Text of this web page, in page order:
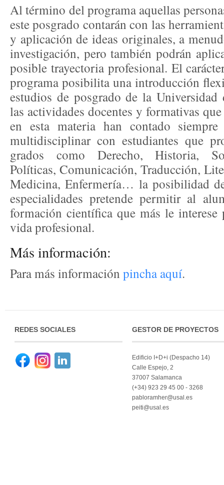
Al término del programa aquellas
este posgrado contarán con las
y aplicación de ideas originales, a
investigación, pero también podrán
posible trayectoria profesional. El
programa posibilita una introducción
estudios de posgrado de la Universidad
las actividades docentes y formativas
en esta materia han contado
multidisciplinar con estudiantes que
grados como Derecho, Historia,
Políticas, Comunicación, Traducción,
Medicina, Enfermería… la posibilidad
especialidades pretende permitir al
formación científica que más le
vida profesional.
Más información:
Para más información pincha aquí.
REDES SOCIALES
·· ··
GESTOR DE PROYECTOS
Edificio I+D+i (Despacho 14)
Calle Espejo, 2
37007 Salamanca
(+34) 923 29 45 00 - 3268
pabloramher@usal.es
peiti@usal.es